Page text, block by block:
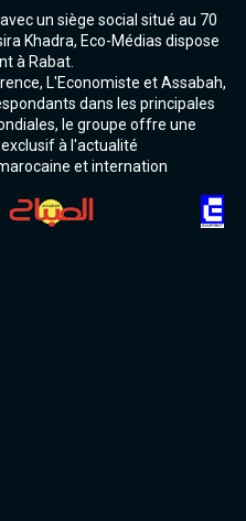
un siège social situé au 70
Khadra, Eco-Médias dispose
à Rabat.
L'Economiste et Assabah,
dans les principales
le groupe offre une
à l'actualité
et internation